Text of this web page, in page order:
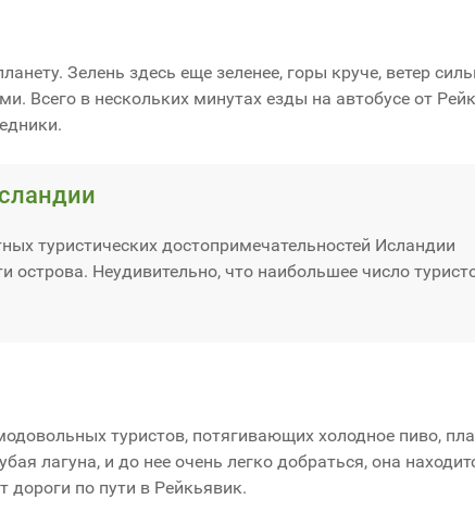
Зелень здесь еще зеленее, горы круче, ветер
Всего в нескольких минутах езды на автобусе от
туристических достопримечательностей Исландии
острова. Неудивительно, что наибольшее число
туристов, потягивающих холодное пиво,
лагуна, и до нее очень легко добраться, она
дороги по пути в Рейкьявик.